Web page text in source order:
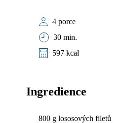
4 porce
30 min.
597 kcal
Ingredience
800 g lososových filetů